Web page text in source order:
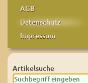
AGB
Datenschutz
Impressum
Artikelsuche